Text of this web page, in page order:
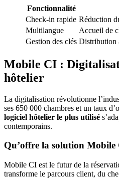
Fonctionnalité
Check-in rapide Réduction
Multilangue
Accueil de
Gestion des clés Distribution
Mobile CI :
hôtelier
La digitalisation révolutionne
ses 650 000 chambres et un taux
logiciel hôtelier le plus utilisé
contemporains.
Qu’offre la solution Mobile
Mobile CI est le futur de la
transforme le parcours client, du